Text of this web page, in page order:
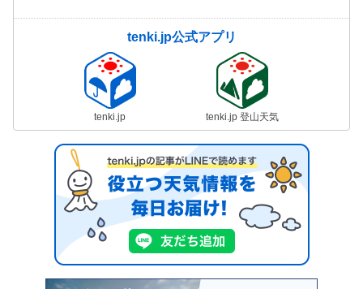
tenki.jp公式アプリ
tenki.jp tenki.jp 登山天気